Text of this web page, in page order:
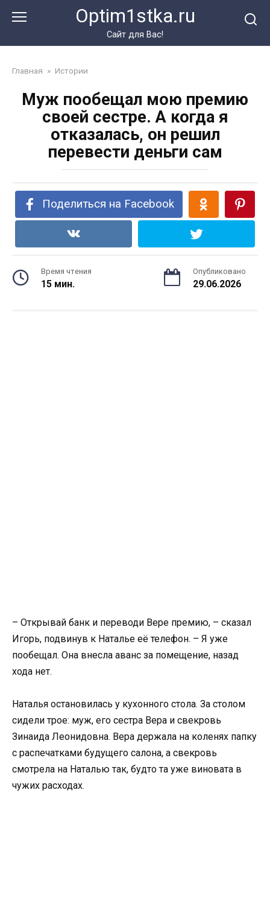
Optim1stka.ru
Сайт для Вас!
Главная » Истории
Муж пообещал мою премию
своей сестре. А когда я
отказалась, он решил
перевести деньги сам
Поделиться на Facebook
Время чтения
15 мин.
Опубликовано
29.06.2026
– Открывай банк и переводи Вере премию, – сказал
Игорь, подвинув к Наталье её телефон. – Я уже
пообещал. Она внесла аванс за помещение, назад
хода нет.
Наталья остановилась у кухонного стола. За столом
сидели трое: муж, его сестра Вера и свекровь
Зинаида Леонидовна. Вера держала на коленях папку
с распечатками будущего салона, а свекровь
смотрела на Наталью так, будто та уже виновата в
чужих расходах.